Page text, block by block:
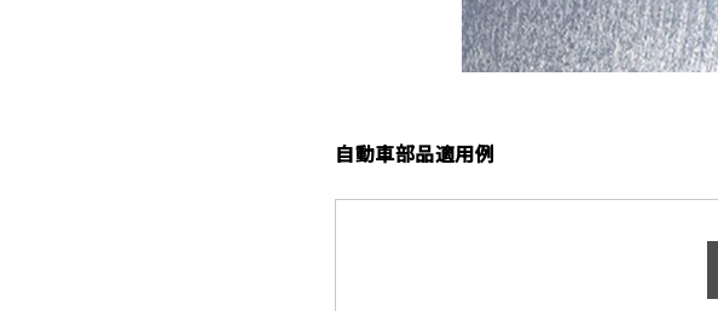
自動車部品適用例